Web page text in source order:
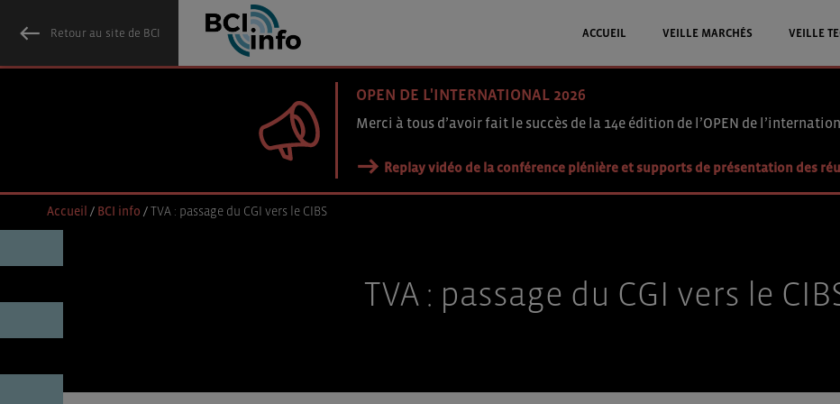
Retour au site de BCI ACCUEIL VEILLE MARCHÉS VEILLE
OPEN DE L'INTERNATIONAL 2026
Merci à tous d’avoir fait le succès de la 14e édition de l’OPEN de
Replay vidéo de la conférence plénière et supports de présentation des
Accueil / BCI info /TVA : passage du CGI vers le CIBS
TVA : passage du CGI vers le